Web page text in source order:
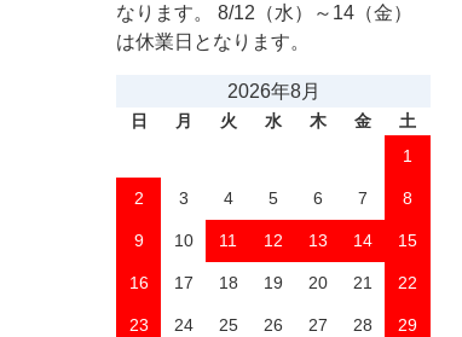
なります。 8/12（水）～14（金）
は休業日となります。
2026年8月
日 月 火 水 木 金
土
1
2 3 4 5 6 7 8
9 10 11 12 13 14 15
16 17 18 19 20 21 22
23 24 25 26 27 28 29